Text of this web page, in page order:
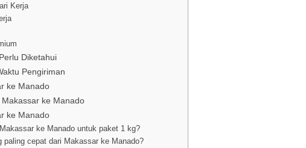
Kerja
Diketahui
Pengiriman
ke Manado
ke Manado
ke Manado
ke Manado untuk paket 1 kg?
paling cepat dari Makassar ke Manado?